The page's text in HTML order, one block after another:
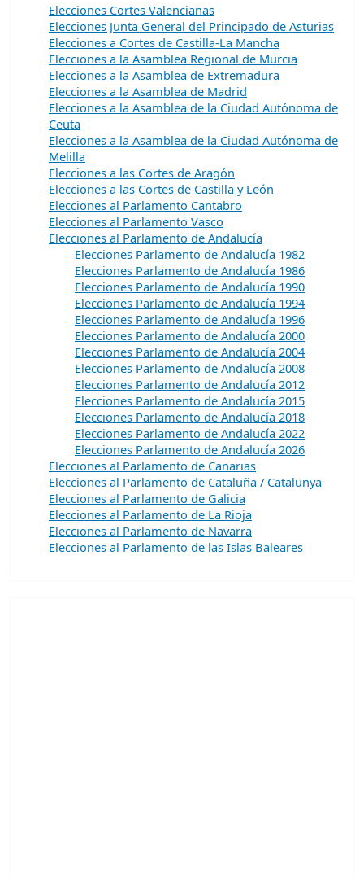
Elecciones Cortes Valencianas
Elecciones Junta General del Principado de Asturias
Elecciones a Cortes de Castilla-La Mancha
Elecciones a la Asamblea Regional de Murcia
Elecciones a la Asamblea de Extremadura
Elecciones a la Asamblea de Madrid
Elecciones a la Asamblea de la Ciudad Autónoma de
Ceuta
Elecciones a la Asamblea de la Ciudad Autónoma de
Melilla
Elecciones a las Cortes de Aragón
Elecciones a las Cortes de Castilla y León
Elecciones al Parlamento Cantabro
Elecciones al Parlamento Vasco
Elecciones al Parlamento de Andalucía
Elecciones Parlamento de Andalucía 1982
Elecciones Parlamento de Andalucía 1986
Elecciones Parlamento de Andalucía 1990
Elecciones Parlamento de Andalucía 1994
Elecciones Parlamento de Andalucía 1996
Elecciones Parlamento de Andalucía 2000
Elecciones Parlamento de Andalucía 2004
Elecciones Parlamento de Andalucía 2008
Elecciones Parlamento de Andalucía 2012
Elecciones Parlamento de Andalucía 2015
Elecciones Parlamento de Andalucía 2018
Elecciones Parlamento de Andalucía 2022
Elecciones Parlamento de Andalucía 2026
Elecciones al Parlamento de Canarias
Elecciones al Parlamento de Cataluña / Catalunya
Elecciones al Parlamento de Galicia
Elecciones al Parlamento de La Rioja
Elecciones al Parlamento de Navarra
Elecciones al Parlamento de las Islas Baleares